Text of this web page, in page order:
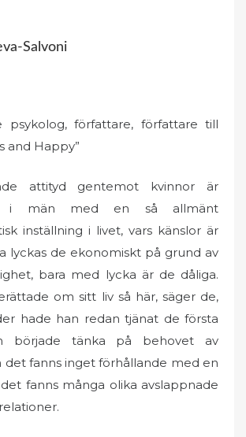
Salvoni
psykolog, författare, författare till
and Happy”
attityd gentemot kvinnor är
i män med en så allmänt
inställning i livet, vars känslor är
lyckas de ekonomiskt på grund av
bara med lycka är de dåliga.
om sitt liv så här, säger de,
hade han redan tjänat de första
började tänka på behovet av
det fanns inget förhållande med en
fanns många olika avslappnade